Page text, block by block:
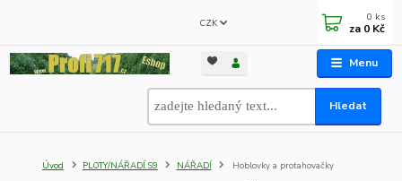
Menu
CZK
Hledat
0 ks
za 0 Kč
Úvod PLOTY/NÁŘADÍ.S9 NÁŘADÍ Hoblovky a protahovačky